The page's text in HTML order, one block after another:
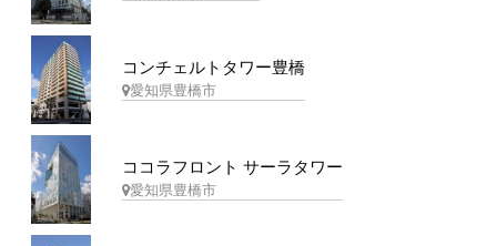
コンチェルトタワー豊橋
愛知県豊橋市
ココラフロント サーラタワー
愛知県豊橋市